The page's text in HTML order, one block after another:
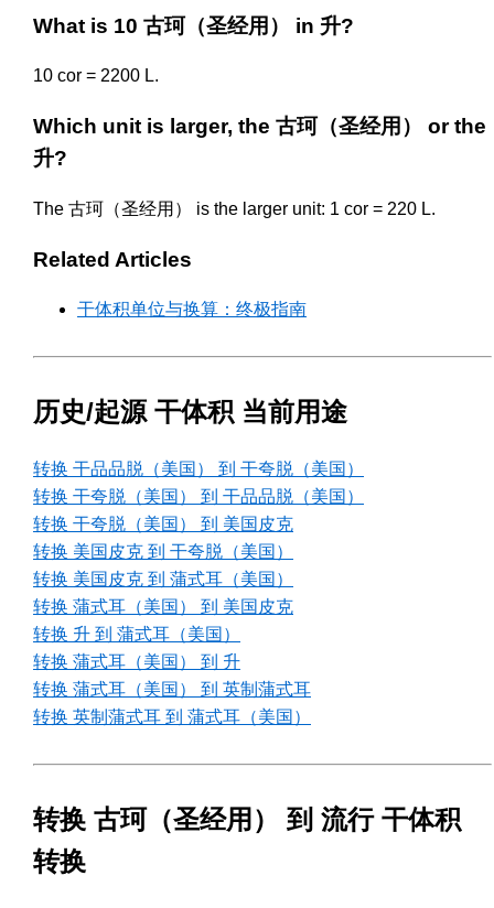
What is 10 古珂（圣经用） in 升?
10 cor = 2200 L.
Which unit is larger, the 古珂（圣经用） or the
升?
The 古珂（圣经用） is the larger unit: 1 cor = 220 L.
Related Articles
干体积单位与换算：终极指南
历史/起源 干体积 当前用途
转换 干品品脱（美国） 到 干夸脱（美国）
转换 干夸脱（美国） 到 干品品脱（美国）
转换 干夸脱（美国） 到 美国皮克
转换 美国皮克 到 干夸脱（美国）
转换 美国皮克 到 蒲式耳（美国）
转换 蒲式耳（美国） 到 美国皮克
转换 升 到 蒲式耳（美国）
转换 蒲式耳（美国） 到 升
转换 蒲式耳（美国） 到 英制蒲式耳
转换 英制蒲式耳 到 蒲式耳（美国）
转换 古珂（圣经用） 到 流行 干体积
转换